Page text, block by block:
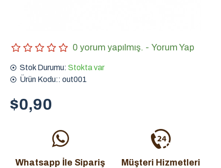
Stok Durumu: Stokta var
Ürün Kodu:: out001
0 yorum yapılmış. - Yorum Yap
$0,90
Whatsapp İle Sipariş Müşteri Hizmetleri